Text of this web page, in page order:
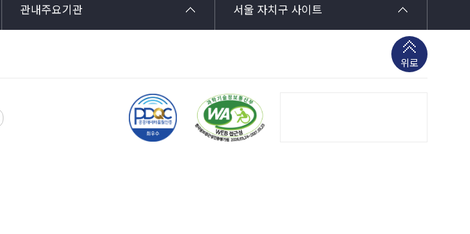
관내주요기관 서울 자치구 사이트
위로